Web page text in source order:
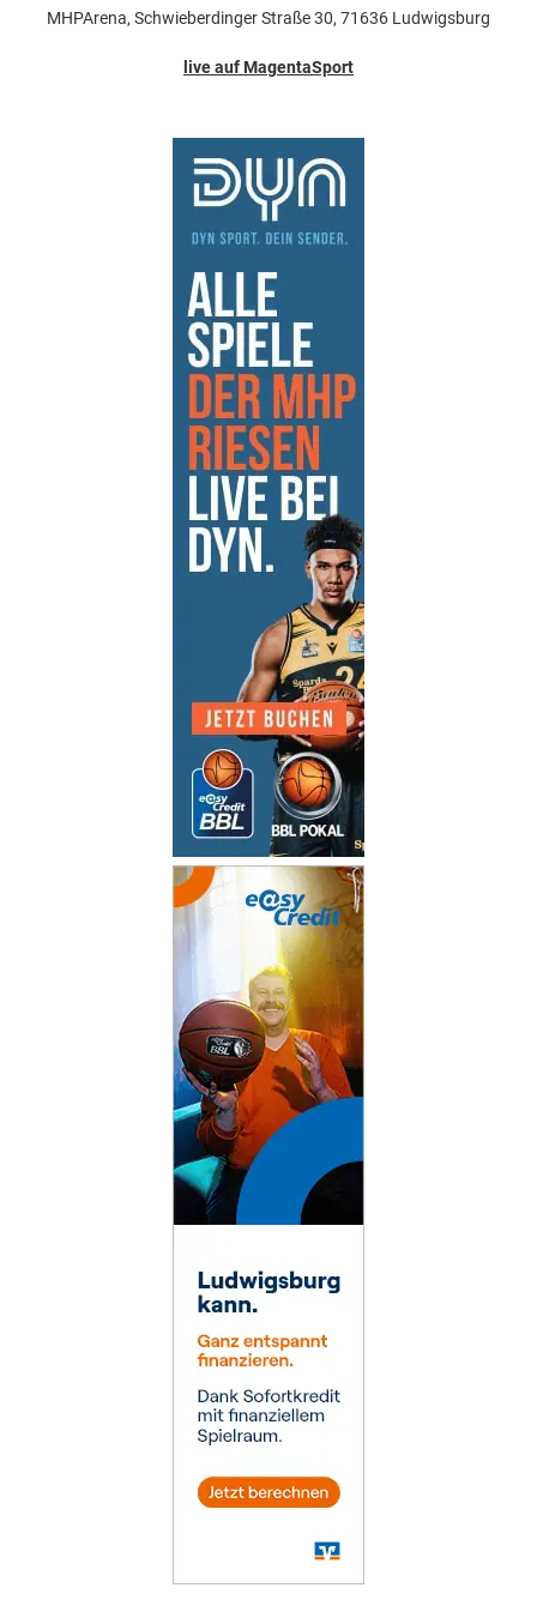
MHPArena, Schwieberdinger Straße 30, 71636 Ludwigsburg
live auf MagentaSport